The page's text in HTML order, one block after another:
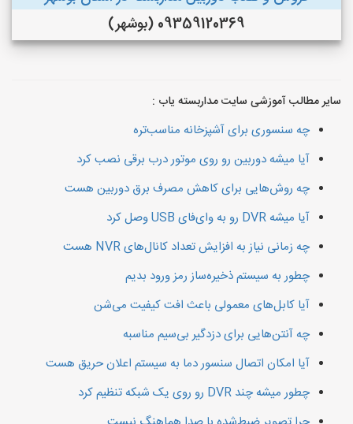
09359120369 (بوشهر)
سایر مطالب آموزشی سایت مداربسته یاب :
چه سنسوری برای آشپزخانه مناسب‌تره
آیا میشه دوربین رو روی موتور درب برقی نصب کرد
چه روش‌هایی برای کاهش مصرف برق دوربین هست
آیا میشه DVR رو به وای‌فای USB وصل کرد
چه زمانی نیاز به افزایش تعداد کانال‌های NVR هست
چطور به سیستم ذخیره‌ساز رمز ورود بدیم
آیا کابل‌های معمولی باعث افت کیفیت می‌شن
چه آنتن‌هایی برای دزدگیر بی‌سیم مناسبه
آیا امکان اتصال سنسور دما به سیستم اعلان حریق هست
چطور میشه چند DVR رو روی یک شبکه تنظیم کرد